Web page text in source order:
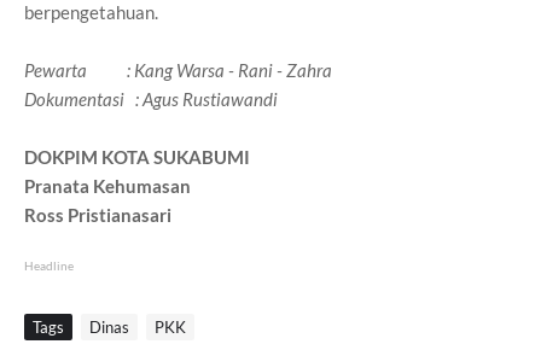
berpengetahuan.
Pewarta : Kang Warsa - Rani - Zahra
Dokumentasi : Agus Rustiawandi
DOKPIM KOTA SUKABUMI
Pranata Kehumasan
Ross Pristianasari
Headline
Tags Dinas PKK